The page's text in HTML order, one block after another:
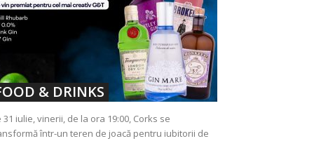
& DRINKS
31 iulie, vinerii, de la ora 19:00, Corks se
într-un teren de joacă pentru iubitorii de